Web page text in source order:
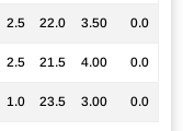
2.5 22.0 3.50 0.0
2.5 21.5 4.00 0.0
1.0 23.5 3.00 0.0